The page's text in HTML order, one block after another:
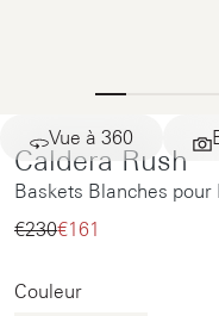
Vue à 360
Caldera Rush
Baskets Blanches pour
€230‌€161‌
Couleur